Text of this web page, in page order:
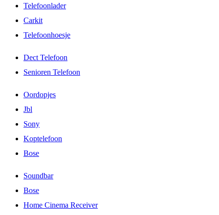
Telefoonlader
Carkit
Telefoonhoesje
Dect Telefoon
Senioren Telefoon
Oordopjes
Jbl
Sony
Koptelefoon
Bose
Soundbar
Bose
Home Cinema Receiver